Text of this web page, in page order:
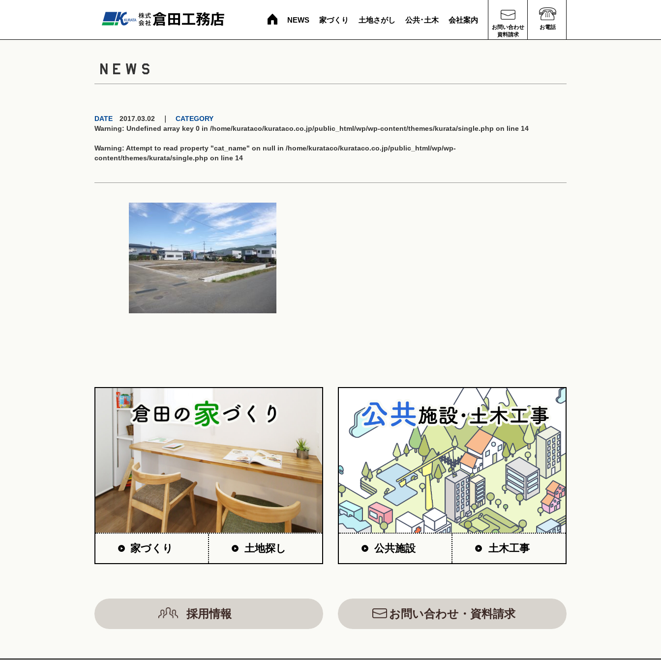
NEWS 家づくり 土地さがし 公共･土木 会社案内
お問い合わせ
資料請求
お電話
NEWS
DATE 2017.03.02 ｜ CATEGORY
Warning: Undefined array key 0 in /home/kurataco/kurataco.co.jp/public_html/wp/wp-content/themes/kurata/single.php on line 14
Warning: Attempt to read property "cat_name" on null in /home/kurataco/kurataco.co.jp/public_html/wp/wp-
content/themes/kurata/single.php on line 14
家づくり 土地探し 公共施設 土木工事
採用情報 お問い合わせ・資料請求